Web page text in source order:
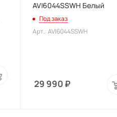
AVI6044SSWH Белый
Под заказ
Арт.: AVI6044SSWH
29 990 ₽